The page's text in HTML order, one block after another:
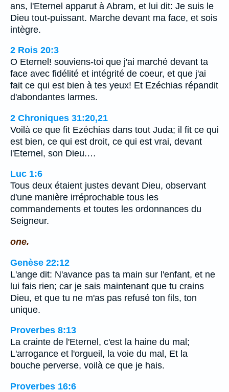
ans, l'Eternel apparut à Abram, et lui dit: Je suis le
Dieu tout-puissant. Marche devant ma face, et sois
intègre.
2 Rois 20:3
O Eternel! souviens-toi que j'ai marché devant ta
face avec fidélité et intégrité de coeur, et que j'ai
fait ce qui est bien à tes yeux! Et Ezéchias répandit
d'abondantes larmes.
2 Chroniques 31:20,21
Voilà ce que fit Ezéchias dans tout Juda; il fit ce qui
est bien, ce qui est droit, ce qui est vrai, devant
l'Eternel, son Dieu.…
Luc 1:6
Tous deux étaient justes devant Dieu, observant
d'une manière irréprochable tous les
commandements et toutes les ordonnances du
Seigneur.
one.
Genèse 22:12
L'ange dit: N'avance pas ta main sur l'enfant, et ne
lui fais rien; car je sais maintenant que tu crains
Dieu, et que tu ne m'as pas refusé ton fils, ton
unique.
Proverbes 8:13
La crainte de l'Eternel, c'est la haine du mal;
L'arrogance et l'orgueil, la voie du mal, Et la
bouche perverse, voilà ce que je hais.
Proverbes 16:6